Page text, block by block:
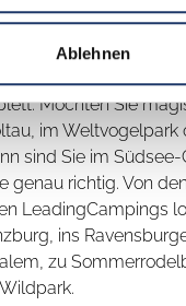
Ablehnen
möchten die Welt
mit
beliebten Themen-
Möchten Sie
im Weltvogelpark
sind Sie im
genau richtig. Von den
LeadingCampings
ins
zu